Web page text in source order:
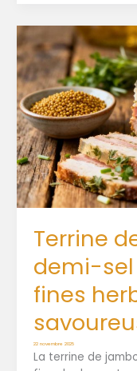
Terrine
demi-sel
fines
22 novembre 2025
La terrine de